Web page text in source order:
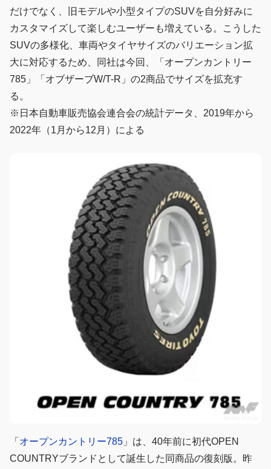
だけでなく、旧モデルや小型タイプのSUVを自分好みに
カスタマイズして楽しむユーザーも増えている。こうした
SUVの多様化、車両やタイヤサイズのバリエーション拡
大に対応するため、同社は今回、「オープンカントリー
785」「オブザーブW/T-R」の2商品でサイズを拡充す
る。
※日本自動車販売協会連合会の統計データ、2019年から
2022年（1月から12月）による
「 オープンカントリー785 」は、40年前に初代OPEN
COUNTRYブランドとして誕生した同商品の復刻版。昨